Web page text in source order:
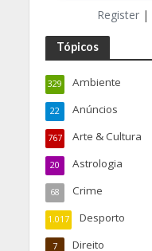
Register |
Tópicos
Ambiente
329
Anúncios
22
Arte & Cultura
767
Astrologia
20
Crime
68
Desporto
1.017
Direito
7